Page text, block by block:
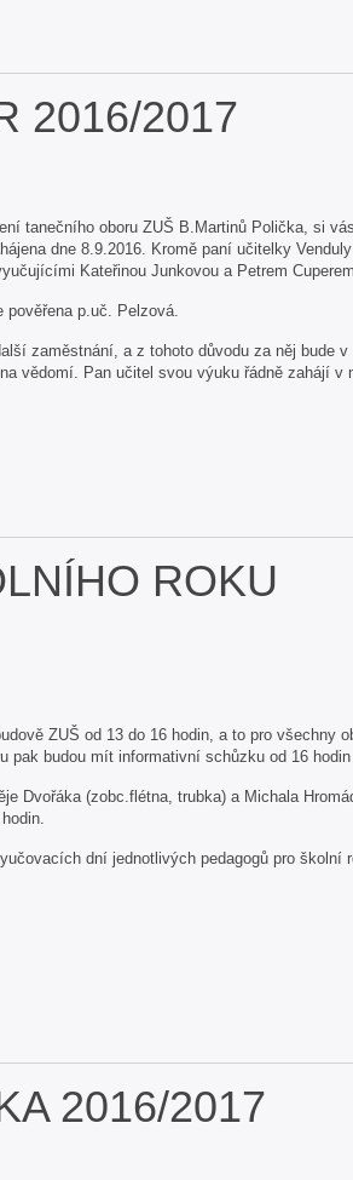
2016/2017
tanečního oboru ZUŠ B.Martinů Polička, si
dne 8.9.2016. Kromě paní učitelky
Kateřinou Junkovou a Petrem
pověřena p.uč. Pelzová.
zaměstnání, a z tohoto důvodu za něj bude
vědomí. Pan učitel svou výuku řádně zahájí v
ROKU
ZUŠ od 13 do 16 hodin, a to pro všechny
pak budou mít informativní schůzku od 16
Dvořáka (zobc.flétna, trubka) a Michala
dní jednotlivých pedagogů pro školní
2016/2017